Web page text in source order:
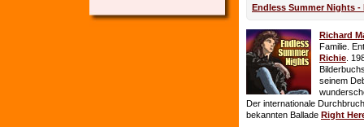
Endless Summer Nights -
Richard
Familie.
Richie .
seinem
Der internationale
bekannten Ballade Right